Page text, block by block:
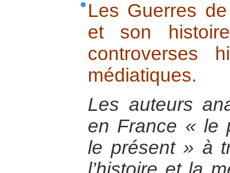
Les Guerres
et son
controverses
médiatiques.
Les auteurs
en France « le
le présent » à